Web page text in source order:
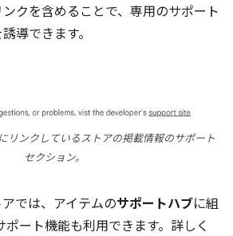
クを含めることで、専用のサポート
導できます。
リンクしているストアの掲載情報のサポート
セクション。
では、アイテムのサポートハブに組
ポート機能も利用できます。詳しく